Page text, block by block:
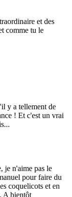
et des
comme tu le
y a tellement de
! Et c'est un vrai
je n'aime pas le
pour faire du
coquelicots et en
A bientôt